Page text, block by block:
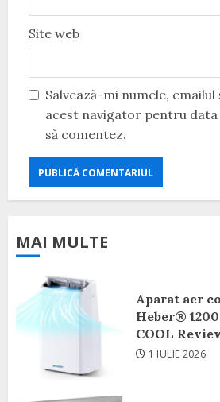
Site web
Salvează-mi numele,
acest navigator pentru
să comentez.
MAI MULTE
Aparat aer
Heber®
COOL
1 IULIE 2026